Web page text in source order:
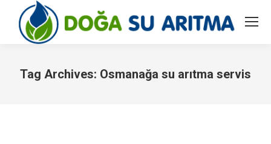
Tag Archives: Osmanağa su arıtma servis